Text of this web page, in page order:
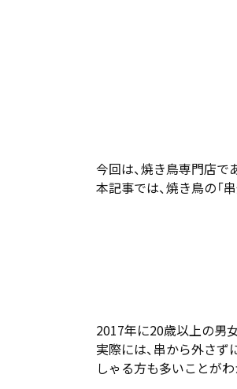
今回は、焼き鳥専門店
本記事では、焼き鳥の「
2017年に20歳以上の男
実際には、串から外さず
しゃる方も多いことがわ